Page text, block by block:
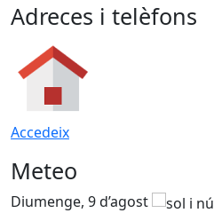
Adreces i telèfons
Accedeix
Meteo
Diumenge, 9 d’agost